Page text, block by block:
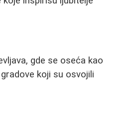
gde se oseća kao
koji su osvojili